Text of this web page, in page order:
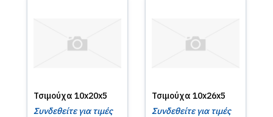
Τσιμούχα 10x20x5
Συνδεθείτε για τιμές
Τσιμούχα 10x26x5
Συνδεθείτε για τιμές